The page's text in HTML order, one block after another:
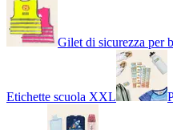
Gilet di sicurezza per
Etichette scuola XXL